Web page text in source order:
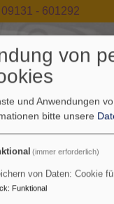
- 601292
und im World
von
und Anwendungen
bitte unsere
(immer erforderlich)
von Daten: Cookie
: Funktional